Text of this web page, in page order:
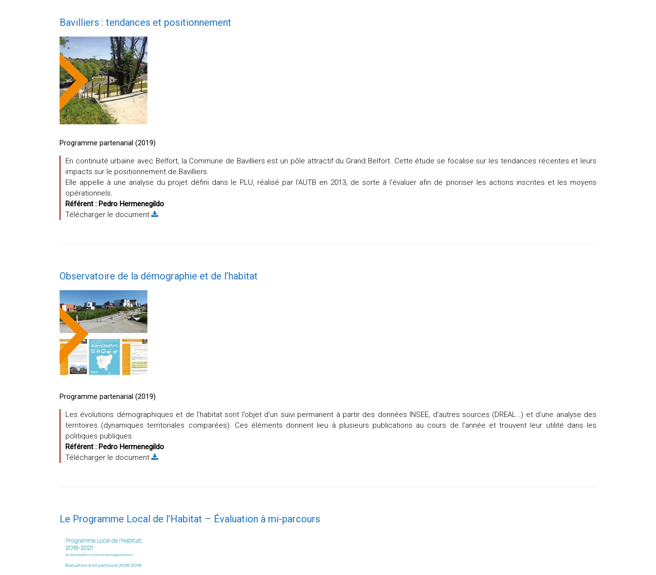
Bavilliers : tendances et positionnement
Programme partenarial (2019)
En continuité urbaine avec Belfort, la Commune de Bavilliers est un pôle attractif du Grand Belfort. Cette étude se focalise sur les tendances récentes et leurs
impacts sur le positionnement de Bavilliers.
Elle appelle à une analyse du projet défini dans le PLU, réalisé par l’AUTB en 2013, de sorte à l’évaluer afin de prioriser les actions inscrites et les moyens
opérationnels.
Référent : Pedro Hermenegildo
Télécharger le document
Observatoire de la démographie et de l’habitat
Programme partenarial (2019)
Les évolutions démographiques et de l’habitat sont l’objet d’un suivi permanent à partir des données INSEE, d’autres sources (DREAL…) et d’une analyse des
territoires (dynamiques territoriales comparées). Ces éléments donnent lieu à plusieurs publications au cours de l’année et trouvent leur utilité dans les
politiques publiques.
Référent : Pedro Hermenegildo
Télécharger le document
Le Programme Local de l’Habitat – Évaluation à mi-parcours